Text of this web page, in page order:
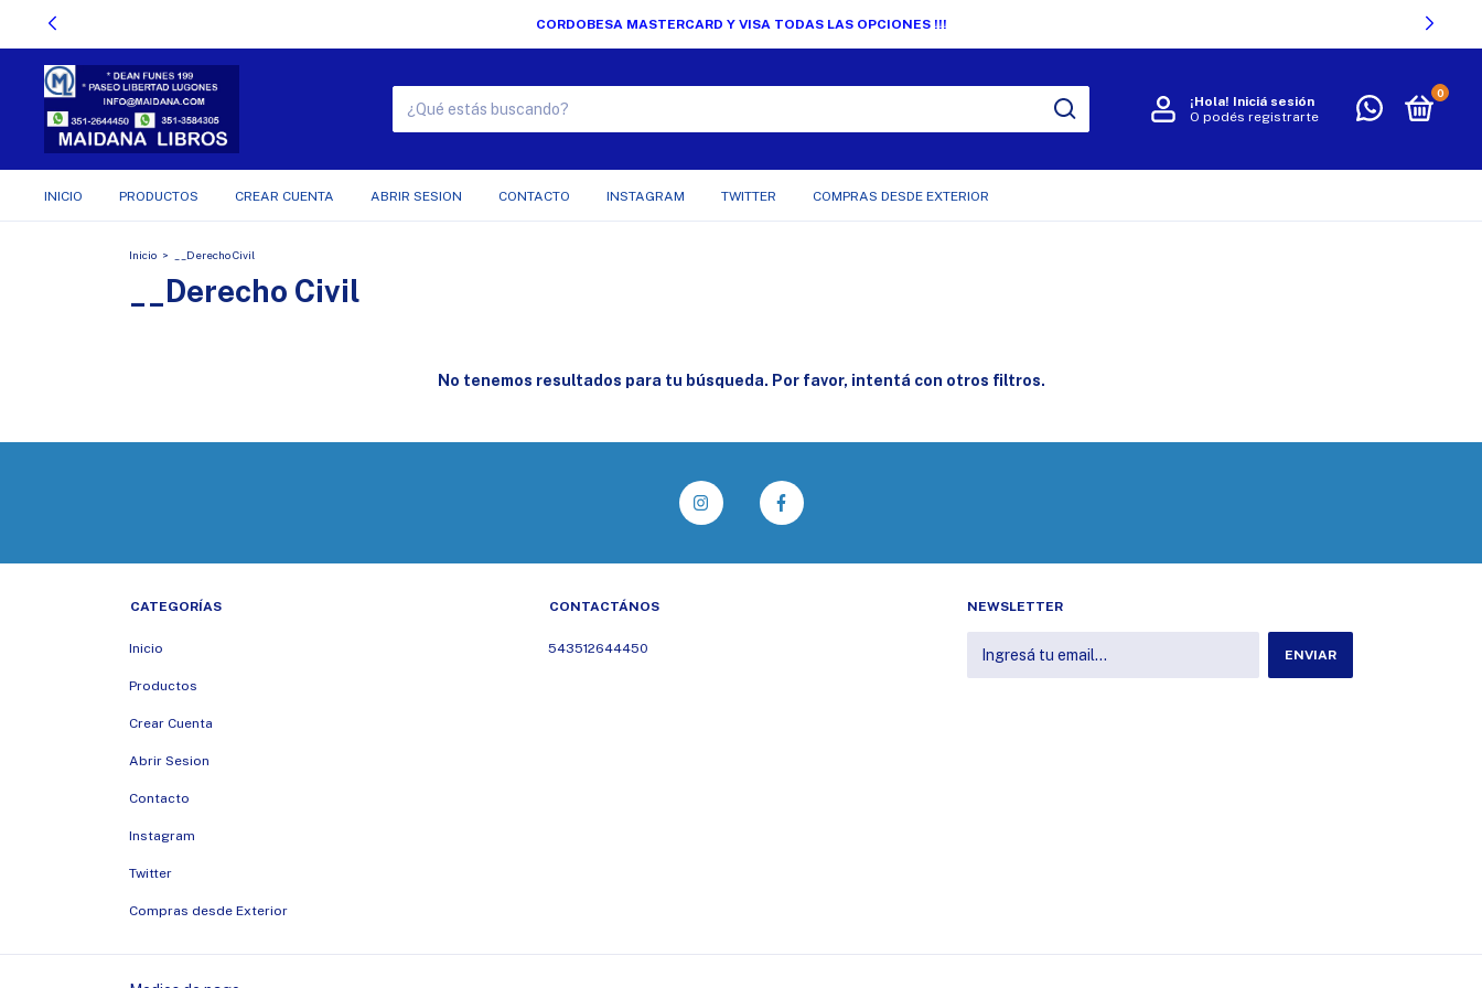
CORDOBESA MASTERCARD Y VISA TODAS LAS OPCIONES !!!
¡Hola! Iniciá sesión
O podés registrarte
0
INICIO PRODUCTOS CREAR CUENTA ABRIR SESION CONTACTO INSTAGRAM TWITTER COMPRAS DESDE EXTERIOR
Inicio > __Derecho Civil
__Derecho Civil
No tenemos resultados para tu búsqueda. Por favor, intentá con otros filtros.
CATEGORÍAS
Inicio
Productos
Crear Cuenta
Abrir Sesion
Contacto
Instagram
Twitter
Compras desde Exterior
CONTACTÁNOS
543512644450
NEWSLETTER